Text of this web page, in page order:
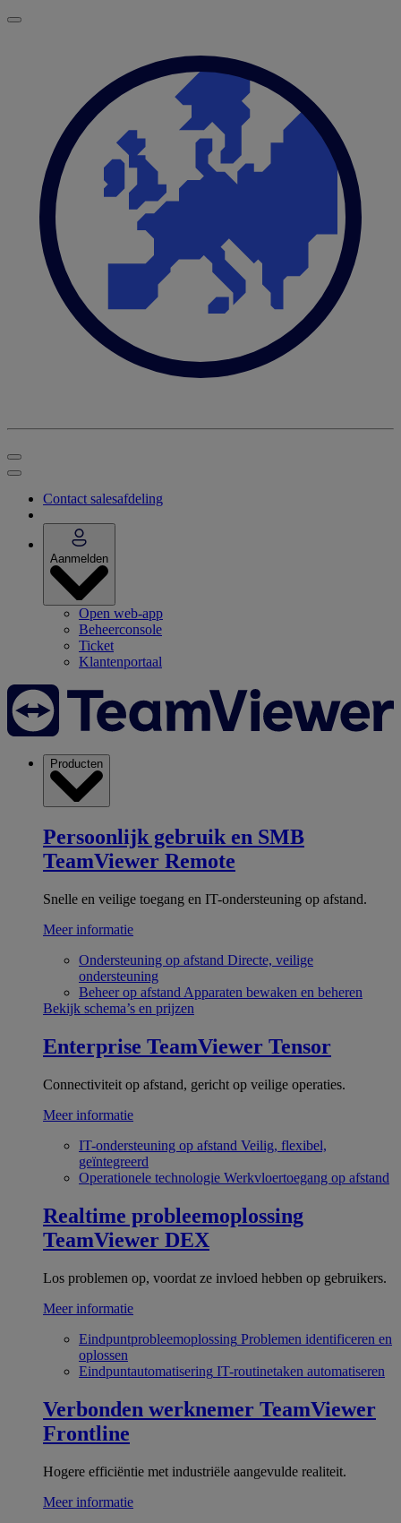
Contact salesafdeling
Aanmelden
Open web-app
Beheerconsole
Ticket
Klantenportaal
Producten
Persoonlijk gebruik en SMB
TeamViewer Remote
Snelle en veilige toegang en IT-ondersteuning op afstand.
Meer informatie
Ondersteuning op afstand Directe, veilige
ondersteuning
Beheer op afstand Apparaten bewaken en beheren
Bekijk schema’s en prijzen
Enterprise TeamViewer Tensor
Connectiviteit op afstand, gericht op veilige operaties.
Meer informatie
IT-ondersteuning op afstand Veilig, flexibel,
geïntegreerd
Operationele technologie Werkvloertoegang op afstand
Realtime probleemoplossing
TeamViewer DEX
Los problemen op, voordat ze invloed hebben op gebruikers.
Meer informatie
Eindpuntprobleemoplossing Problemen identificeren en
oplossen
Eindpuntautomatisering IT-routinetaken automatiseren
Verbonden werknemer TeamViewer
Frontline
Hogere efficiëntie met industriële aangevulde realiteit.
Meer informatie